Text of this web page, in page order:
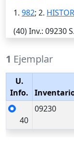
1. 982; 2.
(40)Inv.: 09230
1 Ejemplar
U.
Info.
40
09230